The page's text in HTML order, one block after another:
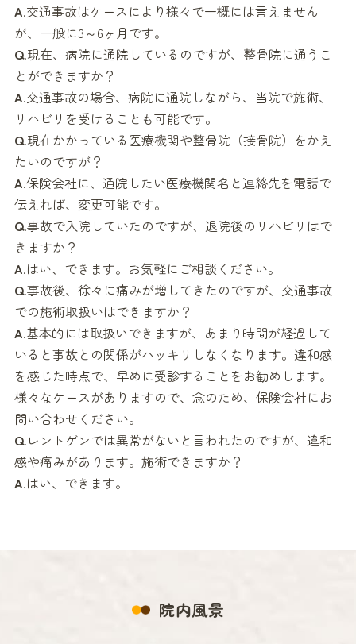
A.交通事故はケースにより様々で一概には言えません
が、一般に3～6ヶ月です。
Q.現在、病院に通院しているのですが、整骨院に通うこ
とができますか？
A.交通事故の場合、病院に通院しながら、当院で施術、
リハビリを受けることも可能です。
Q.現在かかっている医療機関や整骨院（接骨院）をかえ
たいのですが？
A.保険会社に、通院したい医療機関名と連絡先を電話で
伝えれば、変更可能です。
Q.事故で入院していたのですが、退院後のリハビリはで
きますか？
A.はい、できます。お気軽にご相談ください。
Q.事故後、徐々に痛みが増してきたのですが、交通事故
での施術取扱いはできますか？
A.基本的には取扱いできますが、あまり時間が経過して
いると事故との関係がハッキリしなくなります。違和感
を感じた時点で、早めに受診することをお勧めします。
様々なケースがありますので、念のため、保険会社にお
問い合わせください。
Q.レントゲンでは異常がないと言われたのですが、違和
感や痛みがあります。施術できますか？
A.はい、できます。
院内風景